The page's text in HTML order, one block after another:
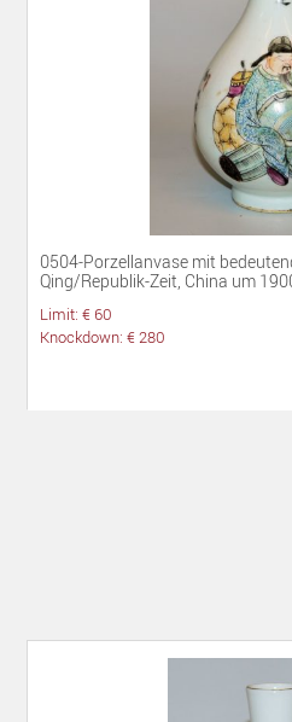
0504-Porzellanvase mit
Qing/Republik-Zeit, China um
Limit: € 60
Knockdown: € 280